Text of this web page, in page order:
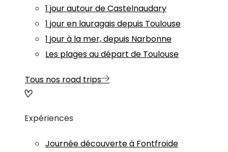
1 jour autour de Castelnaudary
1 jour en lauragais depuis Toulouse
1 jour à la mer, depuis Narbonne
Les plages au départ de Toulouse
Tous nos road trips
Expériences
Journée découverte à Fontfroide